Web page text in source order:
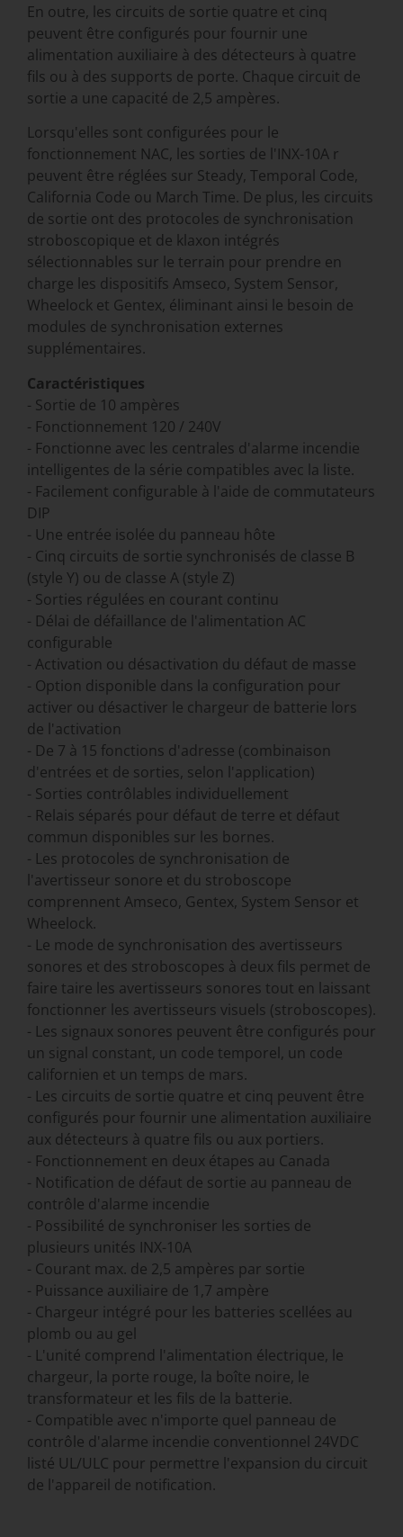
En outre, les circuits de sortie quatre et cinq
peuvent être configurés pour fournir une
alimentation auxiliaire à des détecteurs à quatre
fils ou à des supports de porte. Chaque circuit de
sortie a une capacité de 2,5 ampères.
Lorsqu'elles sont configurées pour le
fonctionnement NAC, les sorties de l'INX-10A r
peuvent être réglées sur Steady, Temporal Code,
California Code ou March Time. De plus, les circuits
de sortie ont des protocoles de synchronisation
stroboscopique et de klaxon intégrés
sélectionnables sur le terrain pour prendre en
charge les dispositifs Amseco, System Sensor,
Wheelock et Gentex, éliminant ainsi le besoin de
modules de synchronisation externes
supplémentaires.
Caractéristiques
- Sortie de 10 ampères
- Fonctionnement 120 / 240V
- Fonctionne avec les centrales d'alarme incendie
intelligentes de la série compatibles avec la liste.
- Facilement configurable à l'aide de commutateurs
DIP
- Une entrée isolée du panneau hôte
- Cinq circuits de sortie synchronisés de classe B
(style Y) ou de classe A (style Z)
- Sorties régulées en courant continu
- Délai de défaillance de l'alimentation AC
configurable
- Activation ou désactivation du défaut de masse
- Option disponible dans la configuration pour
activer ou désactiver le chargeur de batterie lors
de l'activation
- De 7 à 15 fonctions d'adresse (combinaison
d'entrées et de sorties, selon l'application)
- Sorties contrôlables individuellement
- Relais séparés pour défaut de terre et défaut
commun disponibles sur les bornes.
- Les protocoles de synchronisation de
l'avertisseur sonore et du stroboscope
comprennent Amseco, Gentex, System Sensor et
Wheelock.
- Le mode de synchronisation des avertisseurs
sonores et des stroboscopes à deux fils permet de
faire taire les avertisseurs sonores tout en laissant
fonctionner les avertisseurs visuels (stroboscopes).
- Les signaux sonores peuvent être configurés pour
un signal constant, un code temporel, un code
californien et un temps de mars.
- Les circuits de sortie quatre et cinq peuvent être
configurés pour fournir une alimentation auxiliaire
aux détecteurs à quatre fils ou aux portiers.
- Fonctionnement en deux étapes au Canada
- Notification de défaut de sortie au panneau de
contrôle d'alarme incendie
- Possibilité de synchroniser les sorties de
plusieurs unités INX-10A
- Courant max. de 2,5 ampères par sortie
- Puissance auxiliaire de 1,7 ampère
- Chargeur intégré pour les batteries scellées au
plomb ou au gel
- L'unité comprend l'alimentation électrique, le
chargeur, la porte rouge, la boîte noire, le
transformateur et les fils de la batterie.
- Compatible avec n'importe quel panneau de
contrôle d'alarme incendie conventionnel 24VDC
listé UL/ULC pour permettre l'expansion du circuit
de l'appareil de notification.